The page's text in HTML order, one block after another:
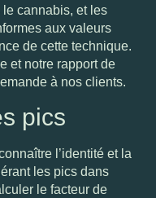
le cannabis, et les
aux valeurs
de cette technique.
et notre rapport de
à nos clients.
pics
l’identité et la
les pics dans
le facteur de